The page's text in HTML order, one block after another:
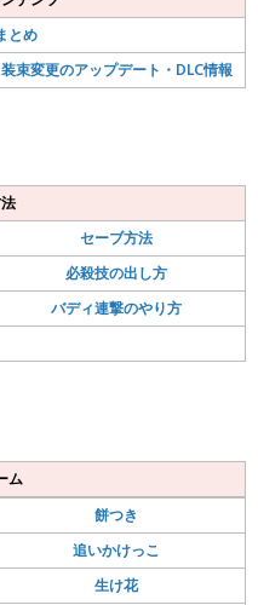
とめ
装束変更のアップデート・DLC情報
セーブ方法
必殺技の出し方
バディ連撃のやり方
ム
餅つき
追いかけっこ
生け花